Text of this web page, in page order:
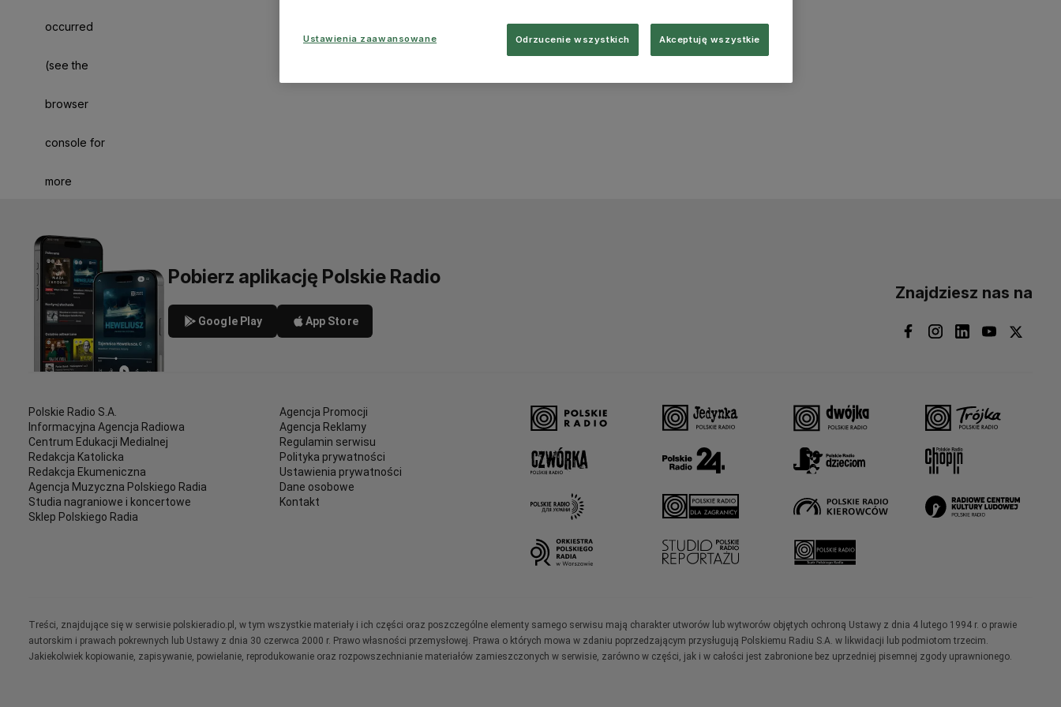
occurred
(see the
browser
console for
more
Pobierz aplikację Polskie Radio
Google Play App Store
Znajdziesz nas na
Polskie Radio S.A.
Informacyjna Agencja Radiowa
Centrum Edukacji Medialnej
Redakcja Katolicka
Redakcja Ekumeniczna
Agencja Muzyczna Polskiego Radia
Studia nagraniowe i koncertowe
Sklep Polskiego Radia
Agencja Promocji
Agencja Reklamy
Regulamin serwisu
Polityka prywatności
Ustawienia prywatności
Dane osobowe
Kontakt
Treści, znajdujące się w serwisie polskieradio.pl, w tym wszystkie materiały i ich części oraz poszczególne elementy samego serwisu mają charakter utworów lub wytworów objętych ochroną Ustawy z dnia 4 lutego 1994 r. o prawie
autorskim i prawach pokrewnych lub Ustawy z dnia 30 czerwca 2000 r. Prawo własności przemysłowej. Prawa o których mowa w zdaniu poprzedzającym przysługują Polskiemu Radiu S.A. w likwidacji lub podmiotom trzecim.
Jakiekolwiek kopiowanie, zapisywanie, powielanie, reprodukowanie oraz rozpowszechnianie materiałów zamieszczonych w serwisie, zarówno w części, jak i w całości jest zabronione bez uprzedniej pisemnej zgody uprawnionego.
Ustawienia zaawansowane Odrzucenie wszystkich Akceptuję wszystkie